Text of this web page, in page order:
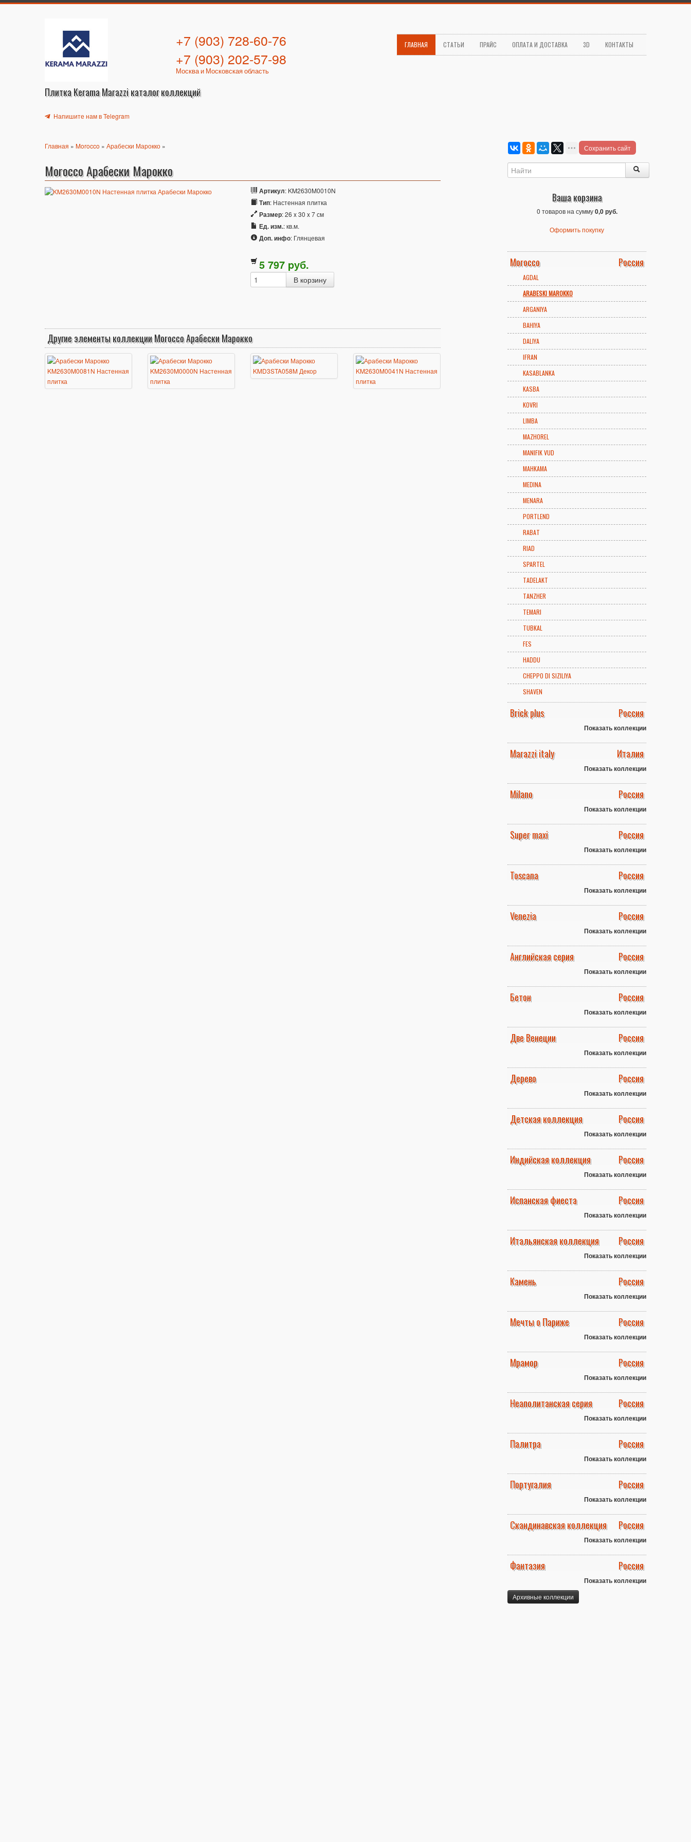
Плитка Kerama Marazzi каталог коллекций
+7 (903) 728-60-76
+7 (903) 202-57-98
Москва и Московская область
Напишите нам в Telegram
ГЛАВНАЯ СТАТЬИ ПРАЙС ОПЛАТА И ДОСТАВКА 3D КОНТАКТЫ
Главная » Morocco » Арабески Марокко »
Morocco Арабески Марокко
Артикул: KM2630M0010N
Тип: Настенная плитка
Размер: 26 x 30 x 7 см
Ед. изм.: кв.м.
Доп. инфо: Глянцевая
5 797 pуб.
Другие элементы коллекции Morocco Арабески Марокко
Сохранить сайт
Ваша корзина
0 товаров на сумму0,0 руб.
Оформить покупку
Morocco Россия
AGDAL
ARABESKI MAROKKO
ARGANIYA
BAHIYA
DALIYA
IFRAN
KASABLANKA
KASBA
KOVRI
LIMBA
MAZHOREL
MANIFIK VUD
MAHKAMA
MEDINA
MENARA
PORTLEND
RABAT
RIAD
SPARTEL
TADELAKT
TANZHER
TEMARI
TUBKAL
FES
HADDU
CHEPPO DI SIZILIYA
SHAVEN
Brick plus Россия
Показать коллекции
Marazzi italy Италия
Показать коллекции
Milano Россия
Показать коллекции
Super maxi Россия
Показать коллекции
Toscana Россия
Показать коллекции
Venezia Россия
Показать коллекции
Английская серия Россия
Показать коллекции
Бетон Россия
Показать коллекции
Две Венеции Россия
Показать коллекции
Дерево Россия
Показать коллекции
Детская коллекция Россия
Показать коллекции
Индийская коллекция Россия
Показать коллекции
Испанская фиеста Россия
Показать коллекции
Итальянская коллекция Россия
Показать коллекции
Камень Россия
Показать коллекции
Мечты о Париже Россия
Показать коллекции
Мрамор Россия
Показать коллекции
Неаполитанская серия Россия
Показать коллекции
Палитра Россия
Показать коллекции
Португалия Россия
Показать коллекции
Скандинавская коллекция Россия
Показать коллекции
Фантазия Россия
Показать коллекции
Архивные коллекции